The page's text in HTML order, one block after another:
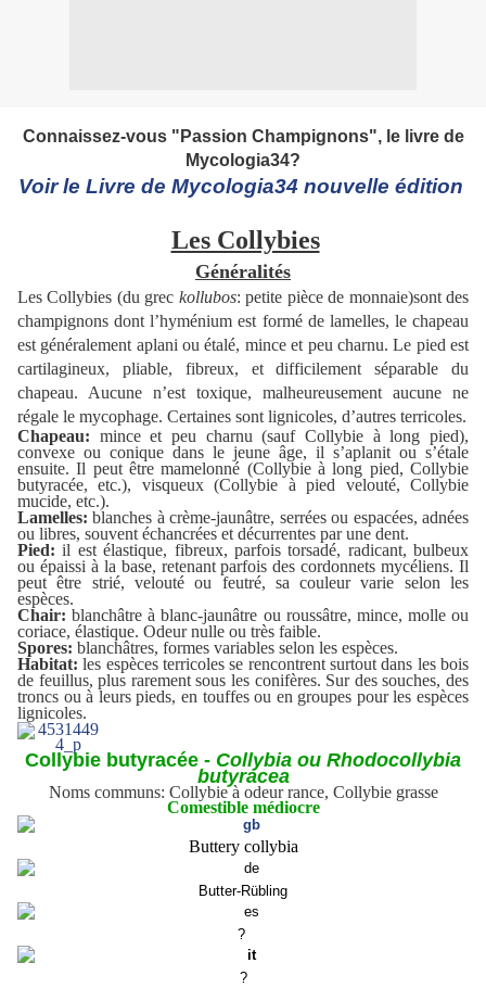
Connaissez-vous "Passion Champignons", le livre de
Mycologia34?
Voir le Livre de Mycologia34 nouvelle édition
Les Collybies
Généralités
Les Collybies (du grec kollubos: petite pièce de monnaie)sont des
champignons dont l’hyménium est formé de lamelles, le chapeau
est généralement aplani ou étalé, mince et peu charnu. Le pied est
cartilagineux, pliable, fibreux, et difficilement séparable du
chapeau. Aucune n’est toxique, malheureusement aucune ne
régale le mycophage. Certaines sont lignicoles, d’autres terricoles.
Chapeau: mince et peu charnu (sauf Collybie à long pied),
convexe ou conique dans le jeune âge, il s’aplanit ou s’étale
ensuite. Il peut être mamelonné (Collybie à long pied, Collybie
butyracée, etc.), visqueux (Collybie à pied velouté, Collybie
mucide, etc.).
Lamelles: blanches à crème-jaunâtre, serrées ou espacées, adnées
ou libres, souvent échancrées et décurrentes par une dent.
Pied:il est élastique, fibreux, parfois torsadé, radicant, bulbeux
ou épaissi à la base, retenant parfois des cordonnets mycéliens. Il
peut être strié, velouté ou feutré, sa couleur varie selon les
espèces.
Chair:blanchâtre à blanc-jaunâtre ou roussâtre, mince, molle ou
coriace, élastique. Odeur nulle ou très faible.
Spores: blanchâtres, formes variables selon les espèces.
Habitat:les espèces terricoles se rencontrent surtout dans les bois
de feuillus, plus rarement sous les conifères. Sur des souches, des
troncs ou à leurs pieds, en touffes ou en groupes pour les espèces
lignicoles.
Collybie butyracée - Collybia ou Rhodocollybia
butyracea
Noms communs: Collybie à odeur rance, Collybie grasse
Comestible médiocre
Buttery collybia
Butter-Rübling
?
?